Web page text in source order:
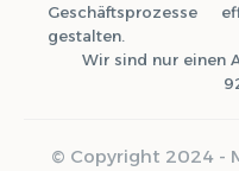
Geschäftsprozesse
gestalten.
Wir sind nur einen
© Copyright 2024 -